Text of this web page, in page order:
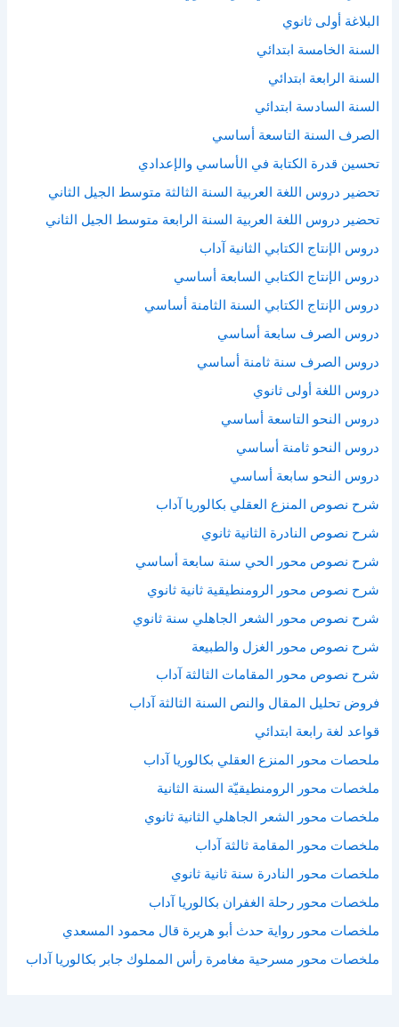
البلاغة أولى ثانوي
السنة الخامسة ابتدائي
السنة الرابعة ابتدائي
السنة السادسة ابتدائي
الصرف السنة التاسعة أساسي
تحسين قدرة الكتابة في الأساسي والإعدادي
تحضير دروس اللغة العربية السنة الثالثة متوسط الجيل الثاني
تحضير دروس اللغة العربية السنة الرابعة متوسط الجيل الثاني
دروس الإنتاج الكتابي الثانية آداب
دروس الإنتاج الكتابي السابعة أساسي
دروس الإنتاج الكتابي السنة الثامنة أساسي
دروس الصرف سابعة أساسي
دروس الصرف سنة ثامنة أساسي
دروس اللغة أولى ثانوي
دروس النحو التاسعة أساسي
دروس النحو ثامنة أساسي
دروس النحو سابعة أساسي
شرح نصوص المنزع العقلي بكالوريا آداب
شرح نصوص النادرة الثانية ثانوي
شرح نصوص محور الحي سنة سابعة أساسي
شرح نصوص محور الرومنطيقية ثانية ثانوي
شرح نصوص محور الشعر الجاهلي سنة ثانوي
شرح نصوص محور الغزل والطبيعة
شرح نصوص محور المقامات الثالثة آداب
فروض تحليل المقال والنص السنة الثالثة آداب
قواعد لغة رابعة ابتدائي
ملحصات محور المنزع العقلي بكالوريا آداب
ملخصات محور الرومنطيقيّة السنة الثانية
ملخصات محور الشعر الجاهلي الثانية ثانوي
ملخصات محور المقامة ثالثة آداب
ملخصات محور النادرة سنة ثانية ثانوي
ملخصات محور رحلة الغفران بكالوريا آداب
ملخصات محور رواية حدث أبو هريرة قال محمود المسعدي
ملخصات محور مسرحية مغامرة رأس المملوك جابر بكالوريا آداب